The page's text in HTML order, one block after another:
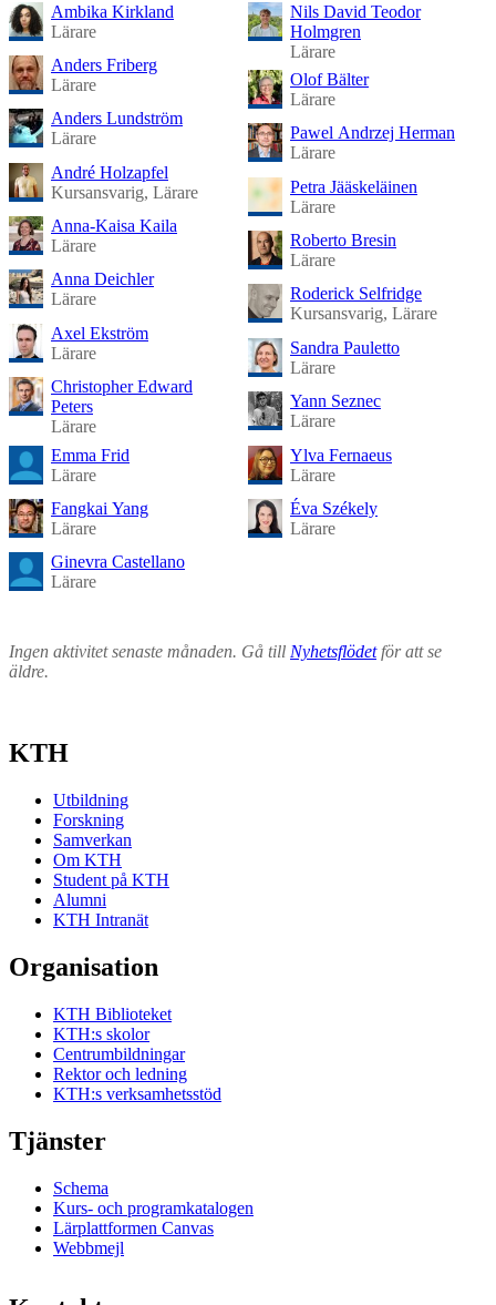
Ambika Kirkland
Lärare
Anders Friberg
Lärare
Anders Lundström
Lärare
André Holzapfel
Kursansvarig, Lärare
Anna-Kaisa Kaila
Lärare
Anna Deichler
Lärare
Axel Ekström
Lärare
Christopher Edward
Peters
Lärare
Emma Frid
Lärare
Fangkai Yang
Lärare
Ginevra Castellano
Lärare
Nils David Teodor
Holmgren
Lärare
Olof Bälter
Lärare
Pawel Andrzej Herman
Lärare
Petra Jääskeläinen
Lärare
Roberto Bresin
Lärare
Roderick Selfridge
Kursansvarig, Lärare
Sandra Pauletto
Lärare
Yann Seznec
Lärare
Ylva Fernaeus
Lärare
Éva Székely
Lärare
Ingen aktivitet senaste månaden. Gå till Nyhetsflödetför att se
äldre.
KTH
Utbildning
Forskning
Samverkan
Om KTH
Student på KTH
Alumni
KTH Intranät
Organisation
KTH Biblioteket
KTH:s skolor
Centrumbildningar
Rektor och ledning
KTH:s verksamhetsstöd
Tjänster
Schema
Kurs- och programkatalogen
Lärplattformen Canvas
Webbmejl